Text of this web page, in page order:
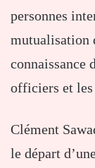
personnes
mutualisation
connaissance
officiers et les
Clément
le départ